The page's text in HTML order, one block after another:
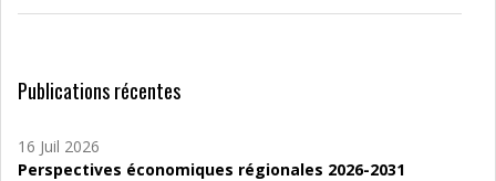
Publications récentes
16 Juil 2026
Perspectives économiques régionales 2026-2031